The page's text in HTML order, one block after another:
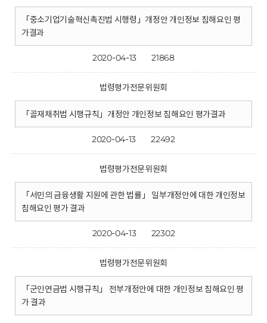
「중소기업기술혁신촉진법 시행령」개정안 개인정보 침해요인 평
가결과
2020-04-13 21868
법령평가전문위원회
「골재채취법 시행규칙」개정안 개인정보 침해요인 평가결과
2020-04-13 22492
법령평가전문위원회
「서민의 금융생활 지원에 관한 법률」 일부개정안에 대한 개인정보
침해요인 평가 결과
2020-04-13 22302
법령평가전문위원회
「군인연금법 시행규칙」 전부개정안에 대한 개인정보 침해요인 평
가 결과